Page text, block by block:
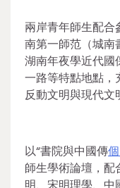
兩岸青年師生配
南第一師范（城南
湖南年夜學近代國
一路等特點地點，
反動文明與現代文
以“書院與中國傳
師生學術論壇，